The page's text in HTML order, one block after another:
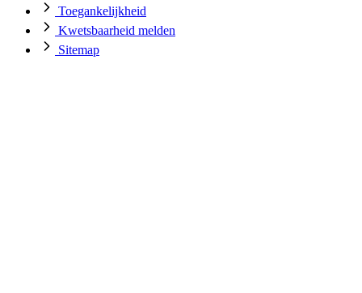
Toegankelijkheid
Kwetsbaarheid melden
Sitemap